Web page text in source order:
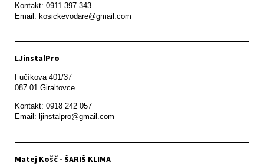
Kontakt: 0911 397 343
Email: kosickevodare@gmail.com
LJinstalPro
Fučíkova 401/37
087 01 Giraltovce
Kontakt: 0918 242 057
Email: ljinstalpro@gmail.com
Matej Košč - ŠARIŠ KLIMA